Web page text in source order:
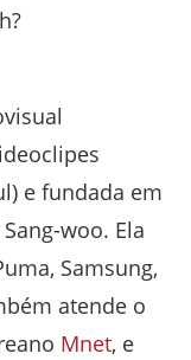
e fundada em
woo. Ela
Samsung,
atende o
Mnet, e